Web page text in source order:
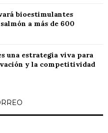
bioestimulantes
a más de 600
una estrategia viva para
y la competitividad